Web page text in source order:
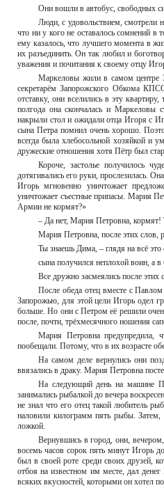
Они вошли в автобус, свободных
Люди, с удовольствием, смотрели
что ни у кого не оставалось сомнений в
ему казалось, что лучшего момента в
их разъединить. Он так любил и
уважения и почитания к своему отцу
Маркеловы жили в самом центре
секретарём Запорожского Обкома
отставку, они вселились в эту
полгода она скончалась и Маркеловы
накрыли стол и ожидали отца Игоря с
сына Петра помнил очень хорошо.
всегда была хлебосольной хозяйкой и
дружеские отношения хотя Пётр был
Короче, застолье получилось
дотягивались его руки, прослезилась.
Игорь мгновенно уничтожает
уничтожает съестные припасы. Мария
Армии не кормят?»
– Да нет, Мария Петровна, кормят!
Мария Петровна, после этих
Ты знаешь Дима, – глядя на всё
сына получился неплохой воин, а
Все дружно засмеялись после этих
После обеда отец вместе с
Запорожью, для этой цели Игорь одел
больше. Но они с Петром её решили
после, почти, трёхмесячного ношения
Мария Петровна предупредила,
пообещали. Потому, что в их возрасте
На самом деле вернулись они
ввязались в драку. Мария Петровна
На следующий день на машине
занимались рыбалкой до вечера
не знал что его отец такой любитель
наловили килограмм пять рыбы.
ложкой.
Вернувшись в город, они,
восемь часов сорок пять минут Игорь
был в своей роте среди своих друзей,
отбоя на известном им месте, дал
всяких вкусностей, которыми он хотел